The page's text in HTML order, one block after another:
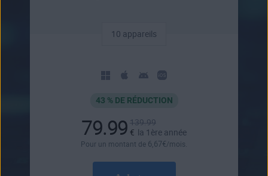
10 appareils
43 % DE RÉDUCTION
79.99 139.99
€ la 1ère année
Pour un montant de 6 ,67€/mois.